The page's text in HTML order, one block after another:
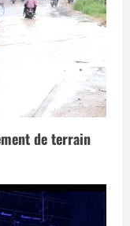
de terrain